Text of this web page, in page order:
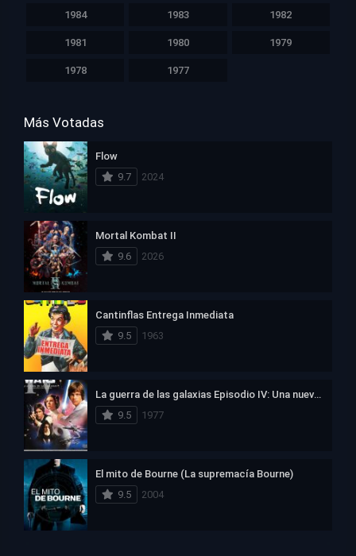
1984 1983 1982
1981 1980 1979
1978 1977
Más Votadas
Flow
9.7
2024
Mortal Kombat II
9.6
2026
Cantinflas Entrega Inmediata
9.5
1963
La guerra de las galaxias Episodio IV: Una nueva esperanza
9.5
1977
El mito de Bourne (La supremacía Bourne)
9.5
2004